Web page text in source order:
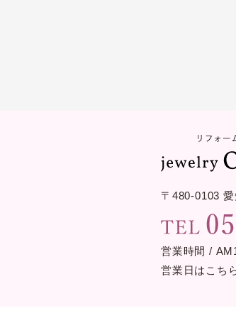
〒480-0103
営業時間 /
営業日はこち